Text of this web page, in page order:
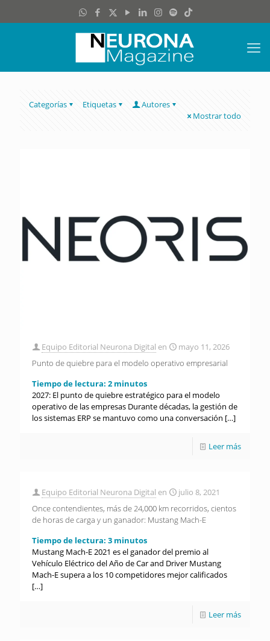
Categorías Etiquetas
Autores
Mostrar todo
Equipo Editorial Neurona Digital en
mayo 11, 2026
Punto de quiebre para el modelo operativo empresarial
Tiempo de lectura: 2 minutos
2027: El punto de quiebre estratégico para el modelo
operativo de las empresas Durante décadas, la gestión de
los sistemas ERP se mantuvo como una conversación […]
Leer más
Equipo Editorial Neurona Digital en
julio 8, 2021
Once contendientes, más de 24,000 km recorridos, cientos
de horas de carga y un ganador: Mustang Mach-E
Tiempo de lectura: 3 minutos
Mustang Mach-E 2021 es el ganador del premio al
Vehículo Eléctrico del Año de Car and Driver Mustang
Mach-E supera a los 10 competidores mejor calificados
[…]
Leer más